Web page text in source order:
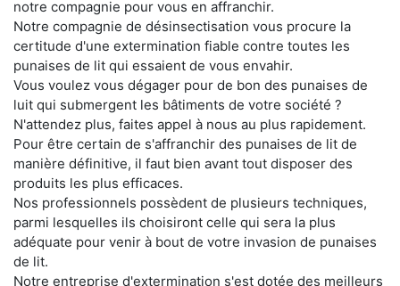
notre compagnie pour vous en affranchir.
Notre compagnie de désinsectisation vous procure la
certitude d'une extermination fiable contre toutes les
punaises de lit qui essaient de vous envahir.
Vous voulez vous dégager pour de bon des punaises de
luit qui submergent les bâtiments de votre société ?
N'attendez plus, faites appel à nous au plus rapidement.
Pour être certain de s'affranchir des punaises de lit de
manière définitive, il faut bien avant tout disposer des
produits les plus efficaces.
Nos professionnels possèdent de plusieurs techniques,
parmi lesquelles ils choisiront celle qui sera la plus
adéquate pour venir à bout de votre invasion de punaises
de lit.
Notre entreprise d'extermination s'est dotée des meilleurs